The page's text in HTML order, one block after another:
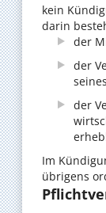
kein
darin
der
der
der
Im
übrigens